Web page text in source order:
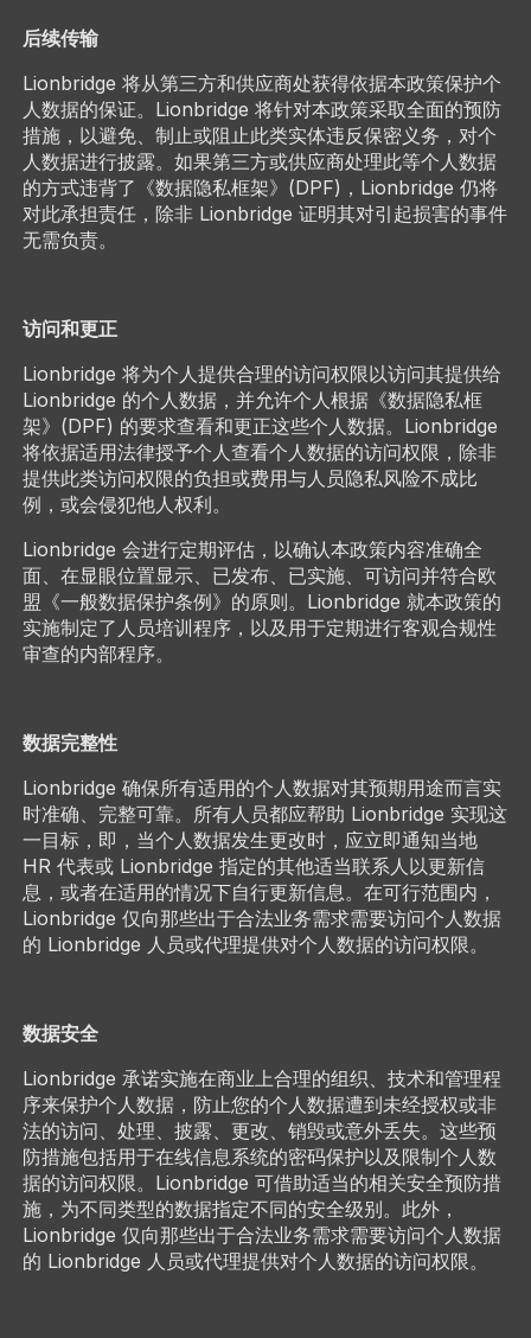
后续传输
Lionbridge 将从第三方和供应商处获得依据本政策保护个
人数据的保证。Lionbridge 将针对本政策采取全面的预防
措施，以避免、制止或阻止此类实体违反保密义务，对个
人数据进行披露。如果第三方或供应商处理此等个人数据
的方式违背了《数据隐私框架》(DPF)，Lionbridge 仍将
对此承担责任，除非 Lionbridge 证明其对引起损害的事件
无需负责。
访问和更正
Lionbridge 将为个人提供合理的访问权限以访问其提供给
Lionbridge 的个人数据，并允许个人根据《数据隐私框
架》(DPF) 的要求查看和更正这些个人数据。Lionbridge
将依据适用法律授予个人查看个人数据的访问权限，除非
提供此类访问权限的负担或费用与人员隐私风险不成比
例，或会侵犯他人权利。
Lionbridge 会进行定期评估，以确认本政策内容准确全
面、在显眼位置显示、已发布、已实施、可访问并符合欧
盟《一般数据保护条例》的原则。Lionbridge 就本政策的
实施制定了人员培训程序，以及用于定期进行客观合规性
审查的内部程序。
​数据完整性
Lionbridge 确保所有适用的个人数据对其预期用途而言实
时准确、完整可靠。所有人员都应帮助 Lionbridge 实现这
一目标，即，当个人数据发生更改时，应立即通知当地
HR 代表或 Lionbridge 指定的其他适当联系人以更新信
息，或者在适用的情况下自行更新信息。在可行范围内，
Lionbridge 仅向那些出于合法业务需求需要访问个人数据
的 Lionbridge 人员或代理提供对个人数据的访问权限。
数据安全
Lionbridge 承诺实施在商业上合理的组织、技术和管理程
序来保护个人数据，防止您的个人数据遭到未经授权或非
法的访问、处理、披露、更改、销毁或意外丢失。这些预
防措施包括用于在线信息系统的密码保护以及限制个人数
据的访问权限。Lionbridge 可借助适当的相关安全预防措
施，为不同类型的数据指定不同的安全级别。此外，
Lionbridge 仅向那些出于合法业务需求需要访问个人数据
的 Lionbridge 人员或代理提供对个人数据的访问权限。